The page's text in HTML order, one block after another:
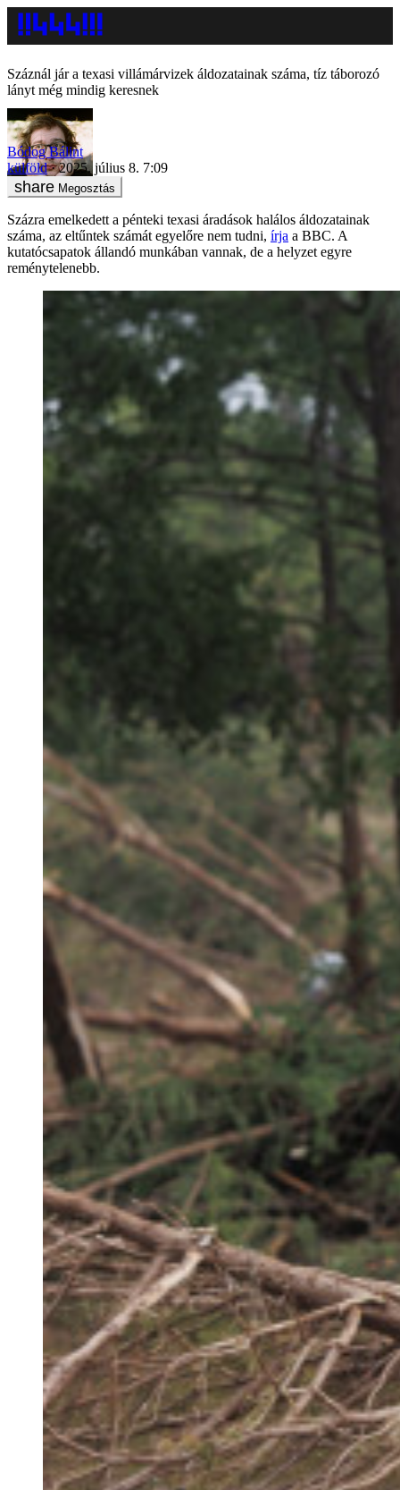
Száznál jár a texasi villámárvizek áldozatainak száma, tíz táborozó
lányt még mindig keresnek
Bódog Bálint
külföld
2025. július 8. 7:09
Megosztás
Százra emelkedett a pénteki texasi áradások halálos áldozatainak
száma, az eltűntek számát egyelőre nem tudni, írja a BBC. A
kutatócsapatok állandó munkában vannak, de a helyzet egyre
reménytelenebb.